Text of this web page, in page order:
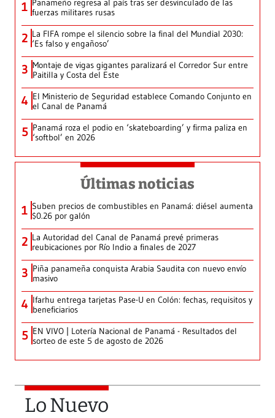
1 Panameño regresa al país tras ser desvinculado de las
fuerzas militares rusas
2 La FIFA rompe el silencio sobre la final del Mundial 2030:
‘Es falso y engañoso’
3 Montaje de vigas gigantes paralizará el Corredor Sur entre
Paitilla y Costa del Este
4 El Ministerio de Seguridad establece Comando Conjunto en
el Canal de Panamá
5 Panamá roza el podio en ‘skateboarding’ y firma paliza en
‘softbol’ en 2026
Últimas noticias
1 Suben precios de combustibles en Panamá: diésel aumenta
$0.26 por galón
2 La Autoridad del Canal de Panamá prevé primeras
reubicaciones por Río Indio a finales de 2027
3 Piña panameña conquista Arabia Saudita con nuevo envío
masivo
4 Ifarhu entrega tarjetas Pase-U en Colón: fechas, requisitos y
beneficiarios
5 EN VIVO | Lotería Nacional de Panamá - Resultados del
sorteo de este 5 de agosto de 2026
Lo Nuevo